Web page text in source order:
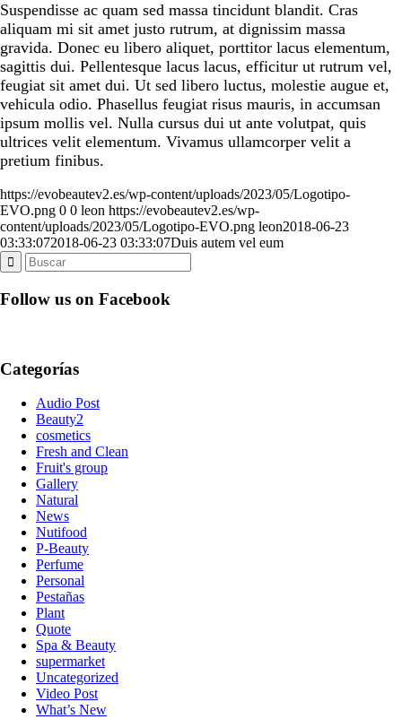
Suspendisse ac quam sed massa tincidunt blandit. Cras
aliquam mi sit amet justo rutrum, at dignissim massa
gravida. Donec eu libero aliquet, porttitor lacus elementum,
sagittis dui. Pellentesque lacus lacus, efficitur ut rutrum vel,
feugiat sit amet dui. Ut sed libero luctus, molestie augue et,
vehicula odio. Phasellus feugiat risus mauris, in accumsan
ipsum mollis vel. Nulla cursus dui ut ante volutpat, quis
ultrices velit elementum. Vivamus ullamcorper velit a
pretium finibus.
https://evobeautev2.es/wp-content/uploads/2023/05/Logotipo-
EVO.png 0 0 leon https://evobeautev2.es/wp-
content/uploads/2023/05/Logotipo-EVO.png leon2018-06-23
03:33:072018-06-23 03:33:07Duis autem vel eum
Follow us on Facebook
Categorías
Audio Post
Beauty2
cosmetics
Fresh and Clean
Fruit's group
Gallery
Natural
News
Nutifood
P-Beauty
Perfume
Personal
Pestañas
Plant
Quote
Spa & Beauty
supermarket
Uncategorized
Video Post
What’s New